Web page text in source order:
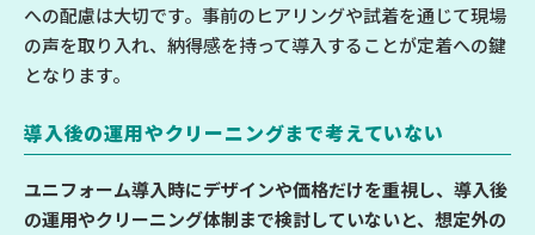
への配慮は大切です。事前のヒアリングや試着を通じて現場
の声を取り入れ、納得感を持って導入することが定着への鍵
となります。
導入後の運用やクリーニングまで考えていない
ユニフォーム導入時にデザインや価格だけを重視し、導入後
の運用やクリーニング体制まで検討していないと、想定外の